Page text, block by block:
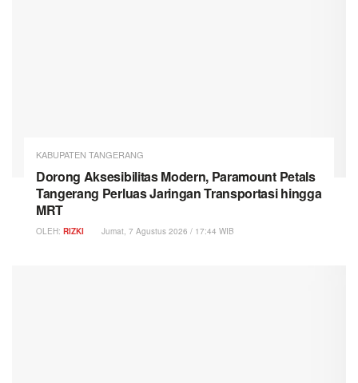
KABUPATEN TANGERANG
Dorong Aksesibilitas Modern, Paramount Petals
Tangerang Perluas Jaringan Transportasi hingga
MRT
OLEH: RIZKI Jumat, 7 Agustus 2026 / 17:44 WIB